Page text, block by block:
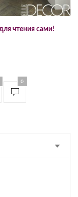
чтения сами!
0